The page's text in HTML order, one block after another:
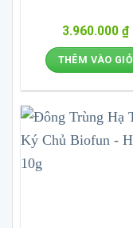
3.960.000 ₫
THÊM VÀO GIỎ